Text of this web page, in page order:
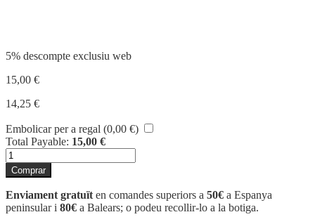
5% descompte exclusiu web
15,00 €
14,25 €
Embolicar per a regal (0,00 €)
Total Payable: 15,00 €
quantitat
de
MARTIN
EDEN
Comprar
Enviament gratuït en comandes superiors a 50€ a Espanya
peninsular i 80€ a Balears; o podeu recollir-lo a la botiga.